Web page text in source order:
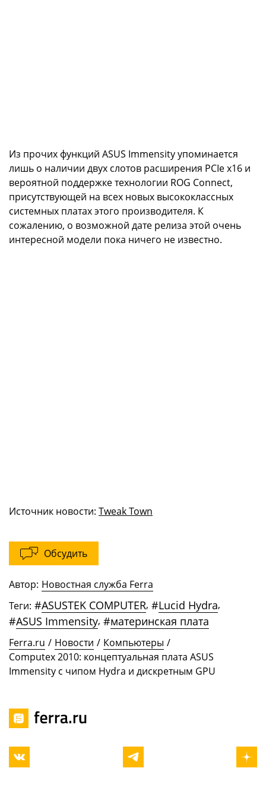
Из прочих функций ASUS Immensity упоминается
лишь о наличии двух слотов расширения PCIe х16 и
вероятной поддержке технологии ROG Connect,
присутствующей на всех новых высококлассных
системных платах этого производителя. К
сожалению, о возможной дате релиза этой очень
интересной модели пока ничего не известно.
Источник новости: Tweak Town
Обсудить
Автор: Новостная служба Ferra
Теги: #ASUSTEK COMPUTER, #Lucid Hydra,
#ASUS Immensity, #материнская плата
Ferra.ru / Новости / Компьютеры /
Computex 2010: концептуальная плата ASUS
Immensity с чипом Hydra и дискретным GPU